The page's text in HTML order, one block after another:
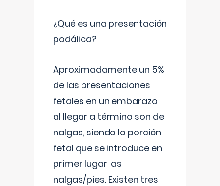
¿Qué es una presentación
podálica?
Aproximadamente un 5%
de las presentaciones
fetales en un embarazo
al llegar a término son de
nalgas, siendo la porción
fetal que se introduce en
primer lugar las
nalgas/pies. Existen tres